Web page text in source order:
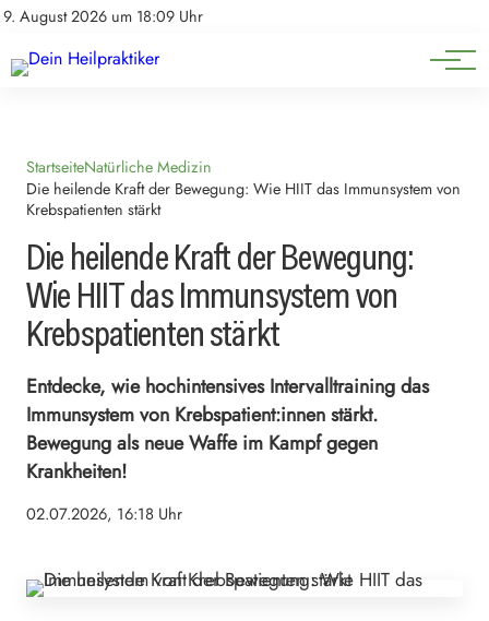
9. August 2026 um 18:09 Uhr
Impressum
Natürliche Medizin
Heilpflanzen & Kräuterkunde
StartseiteNatürliche Medizin
Die heilende Kraft der Bewegung: Wie HIIT das Immunsystem von
Krebspatienten stärkt
Die heilende Kraft der Bewegung:
Wie HIIT das Immunsystem von
Krebspatienten stärkt
Entdecke, wie hochintensives Intervalltraining das
Immunsystem von Krebspatient:innen stärkt.
Bewegung als neue Waffe im Kampf gegen
Krankheiten!
02.07.2026, 16:18 Uhr